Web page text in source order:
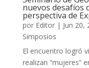
nuevos desafíos
perspectiva de
por Editor| Jun 20,
Simposios
El encuentro logró
realizan “mujeres”